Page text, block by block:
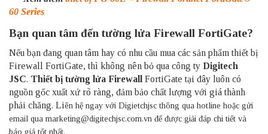
60 Series
Bạn quan tâm đến tường lửa Firewall FortiGate?
Nếu bạn đang quan tâm hay có nhu cầu mua các sản phẩm thiết bị
Firewall FortiGate, thì không nên bỏ qua công ty Digitech
JSC. Thiết bị tường lửa Firewall FortiGate tại đây luôn có
nguồn gốc xuất xứ rõ ràng, đảm bảo chất lượng với giá thành
phải chăng. Liên hệ ngay với Digietchjsc thông qua hotline hoặc gửi
email qua marketing@digitechjsc.com.vn để được giải đáp chi tiết và
báo giá tốt nhất.